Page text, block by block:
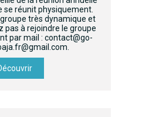
se réunit physiquement.
très dynamique et
pas à rejoindre le groupe
par mail : contact@go-